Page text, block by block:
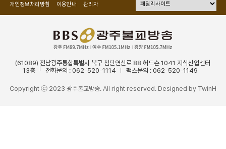
개인정보처리방침 이용안내 관리자
(61089) 전남광주통합특별시 북구 첨단연신로 88 허드슨 1041 지식산업센터
13층
전화문의 : 062-520-1114 팩스문의 : 062-520-1149
Copyright ⓒ 2023 광주불교방송. All right reserved. Designed by TwinH